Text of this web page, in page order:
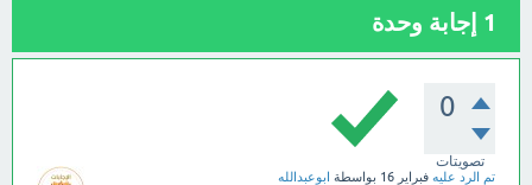
1 إجابة وحدة
0
تصويتات
تم الرد عليه فبراير 16 بواسطة ابوعبدالله